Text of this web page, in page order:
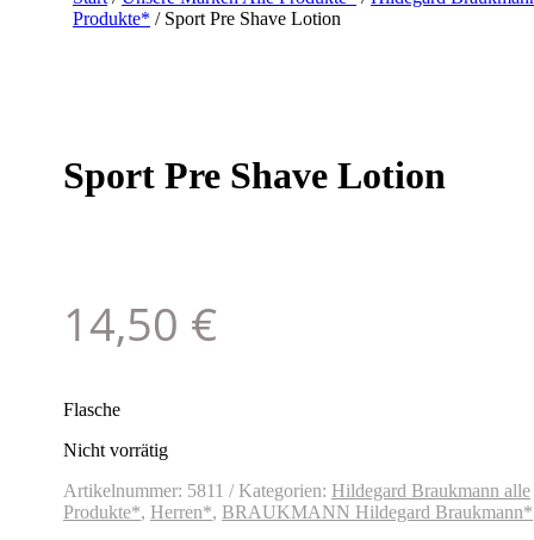
Produkte* / Sport Pre Shave Lotion
Sport Pre Shave Lotion
14,50 €
Flasche
Nicht vorrätig
Artikelnummer: 5811 Kategorien: Hildegard Braukmann alle
Produkte*, Herren*, BRAUKMANN Hildegard Braukmann*